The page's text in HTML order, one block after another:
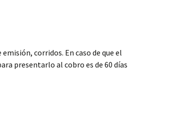
emisión, corridos. En caso de que el
presentarlo al cobro es de 60 días